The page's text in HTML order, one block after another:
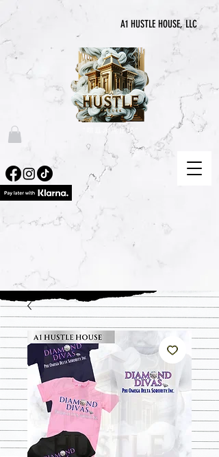
A1 HUSTLE HOUSE, LLC
“喧囂永無止境”